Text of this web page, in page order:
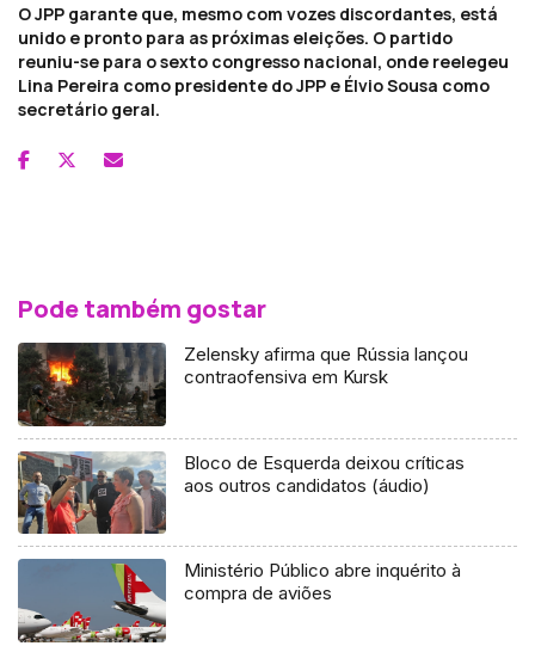
O JPP garante que, mesmo com vozes discordantes, está
unido e pronto para as próximas eleições. O partido
reuniu-se para o sexto congresso nacional, onde reelegeu
Lina Pereira como presidente do JPP e Élvio Sousa como
secretário geral.
Pode também gostar
Zelensky afirma que Rússia lançou
contraofensiva em Kursk
Bloco de Esquerda deixou críticas
aos outros candidatos (áudio)
Ministério Público abre inquérito à
compra de aviões